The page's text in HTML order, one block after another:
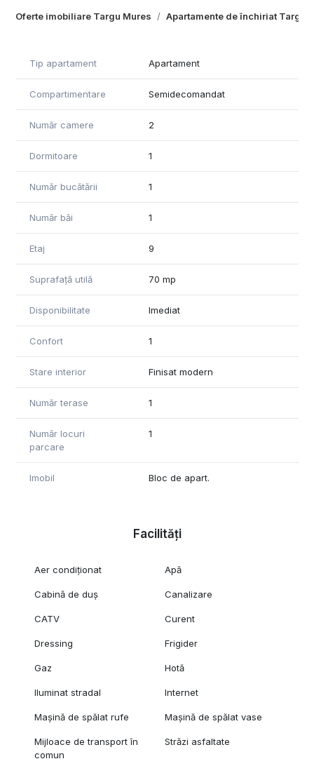
Oferte imobiliare Targu Mures Apartamente de închiriat Targu
Compartimentare:
• bucătărie complet utilată
• baie modernă cu duș walk-in
Dotări și beneficii:
• aer condiționat
• Smart TV
• mașină de spălat rufe
• mașină de spălat vase
• frigider
• hotă
• mobilier modern
• finisaje de calitate
• complet mobilat și utilat
confort, liniște și acces rapid către magazine, centre
ale orașului.
Terasa generoasă și poziționarea la etaj superior creează
un spațiu ideal pentru relaxare și pentru a vă bucura de
priveliștea orașului.
✅ Disponibil imediat.
Tip apartament Apartament
Compartimentare Semidecomandat
Număr camere 2
Dormitoare 1
Număr bucătării 1
Număr băi 1
Etaj 9
Suprafață utilă 70 mp
Disponibilitate Imediat
Confort 1
Stare interior Finisat modern
Număr terase 1
Număr locuri
parcare
1
Imobil Bloc de apart.
Facilități
Aer condiționat Apă
Cabină de duș Canalizare
CATV Curent
Dressing Frigider
Gaz Hotă
Iluminat stradal Internet
Mașină de spălat rufe Mașină de spălat vase
Mijloace de transport în
comun
Străzi asfaltate